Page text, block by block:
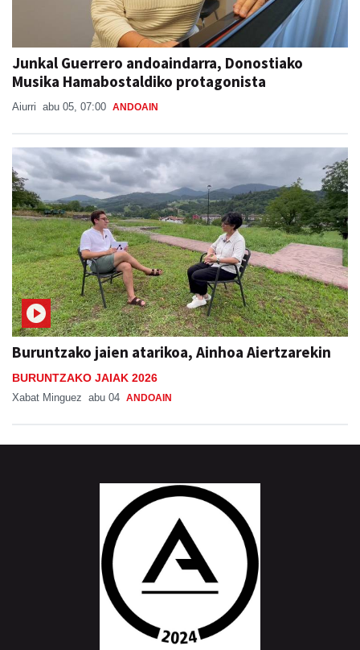
Junkal Guerrero andoaindarra, Donostiako
Musika Hamabostaldiko protagonista
Aiurri abu 05, 07:00 ANDOAIN
Buruntzako jaien atarikoa, Ainhoa Aiertzarekin
BURUNTZAKO JAIAK 2026
Xabat Minguez abu 04 ANDOAIN